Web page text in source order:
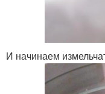
И начинаем